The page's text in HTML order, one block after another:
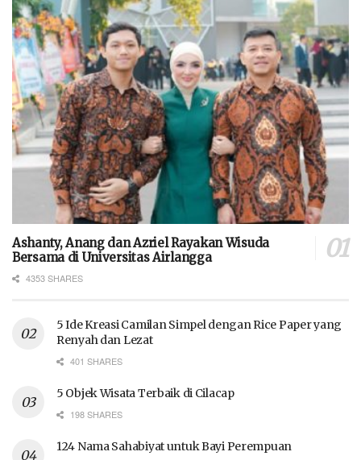
Ashanty, Anang dan Azriel Rayakan Wisuda
Bersama di Universitas Airlangga
4353 SHARES
5 Ide Kreasi Camilan Simpel dengan Rice Paper yang
Renyah dan Lezat
401 SHARES
5 Objek Wisata Terbaik di Cilacap
198 SHARES
124 Nama Sahabiyat untuk Bayi Perempuan